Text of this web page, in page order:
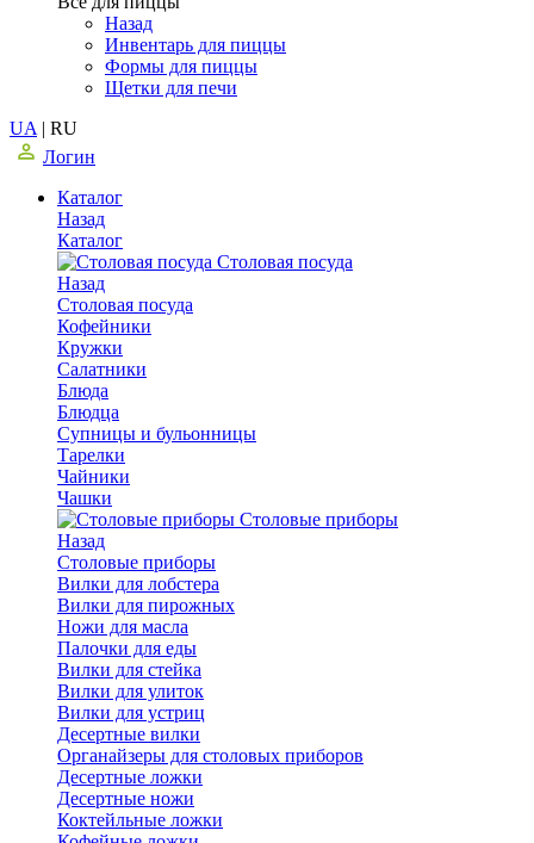
Назад
Инвентарь для пиццы
Формы для пиццы
Щетки для печи
UA | RU
Логин
Каталог
Назад
Каталог
Столовая посуда
Назад
Столовая посуда
Кофейники
Кружки
Салатники
Блюда
Блюдца
Супницы и бульонницы
Тарелки
Чайники
Чашки
Cтоловые приборы
Назад
Cтоловые приборы
Вилки для лобстера
Вилки для пирожных
Ножи для масла
Палочки для еды
Вилки для стейка
Вилки для улиток
Вилки для устриц
Десертные вилки
Органайзеры для столовых приборов
Десертные ложки
Десертные ножи
Коктейльные ложки